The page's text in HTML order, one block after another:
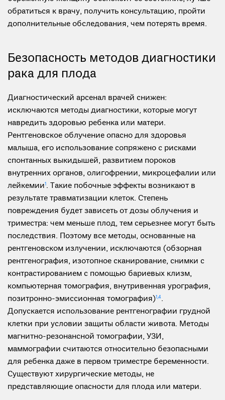
обратиться к врачу, получить консультацию, пройти
дополнительные обследования, чем потерять время.
Безопасность методов диагностики
рака для плода
Диагностический арсенал врачей снижен:
исключаются методы диагностики, которые могут
навредить здоровью ребенка или матери.
Рентгеновское облучение опасно для здоровья
малыша, его использование сопряжено с рисками
спонтанных выкидышей, развитием пороков
внутренних органов, олигофрении, микроцефалии или
лейкемии1. Такие побочные эффекты возникают в
результате травматизации клеток. Степень
повреждения будет зависеть от дозы облучения и
триместра: чем меньше плод, тем серьезнее могут быть
последствия. Поэтому все методы, основанные на
рентгеновском излучении, исключаются (обзорная
рентгенография, изотопное сканирование, снимки с
контрастированием с помощью бариевых клизм,
компьютерная томография, внутривенная урография,
позитронно-эмиссионная томография)1,4.
Допускается использование рентгенографии грудной
клетки при условии защиты области живота. Методы
магнитно-резонансной томографии, УЗИ,
маммографии считаются относительно безопасными
для ребенка даже в первом триместре беременности.
Существуют хирургические методы, не
представляющие опасности для плода или матери.